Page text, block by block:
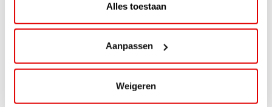
Alles toestaan
Aanpassen
Weigeren
ViaAVIA Super Deal: 20% korting bij
ViaAVIA Super Deal: €25 korting bij ViaLuxury Hotels